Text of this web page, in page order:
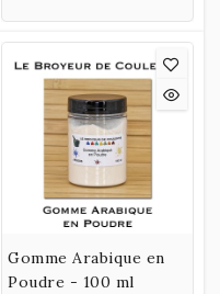
Gomme Arabique en
Poudre - 100 ml